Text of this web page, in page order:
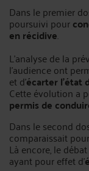
Dans le premier
poursuivi pour
en récidive.
L’analyse de la
l’audience ont
et d’écarter l’état
Cette évolution a
permis de
Dans le second
comparaissait pour
Là encore, le
ayant pour effet d’